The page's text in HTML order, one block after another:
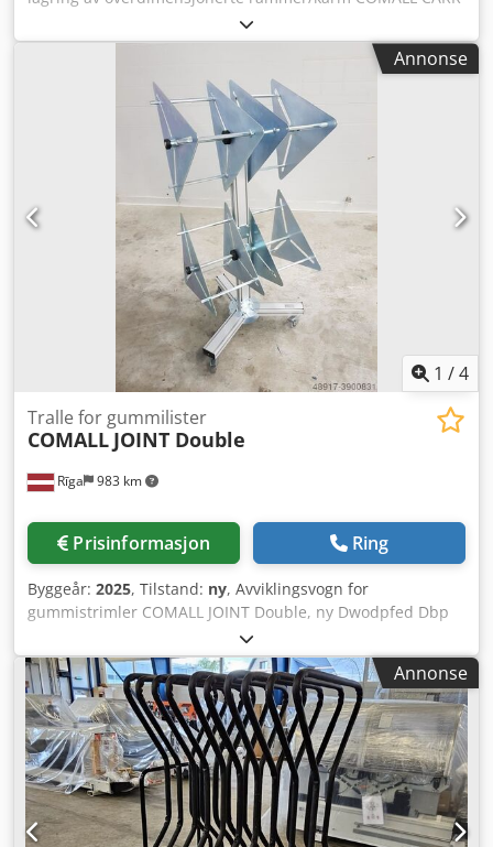
900-93/15 Q, ny Tekniske spesifikasjoner: - Kontaktflater
belagt med ripefri og støtsikker plast - Maks. høyde
rammer/karm: 2500 mm - 16 par stolper - 15 rom med
arbeidsbredde 93 mm - 4 hjul Ø 125 mm, hvorav 2 med lås
Dwjdpom H Twgofx Aavja - Lastekapasitet: 850 kg
Annonse
1 /4
Rīga 983 km
Tralle for gummilister
COMALL JOINT Double
Prisinformasjon Ring
Byggeår: 2025, Tilstand: ny, Avviklingsvogn for
gummistrimler COMALL JOINT Double, ny Dwodpfed Dbp
Annonse